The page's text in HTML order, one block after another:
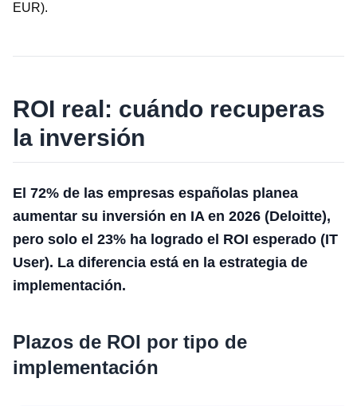
EUR).
ROI real: cuándo recuperas
la inversión
El 72% de las empresas españolas planea
aumentar su inversión en IA en 2026 (Deloitte),
pero solo el 23% ha logrado el ROI esperado (IT
User). La diferencia está en la estrategia de
implementación.
Plazos de ROI por tipo de
implementación